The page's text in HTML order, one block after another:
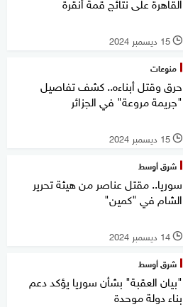
l 15 ديسمبر 2024
منوعات
حرق وقتل أبناءه.. كشف تفاصيل
"جريمة مروعة" في الجزائر
l 15 ديسمبر 2024
شرق أوسط
سوريا.. مقتل عناصر من هيئة تحرير
الشام في "كمين"
l 14 ديسمبر 2024
شرق أوسط
"بيان العقبة" بشأن سوريا يؤكد دعم
بناء دولة موحدة